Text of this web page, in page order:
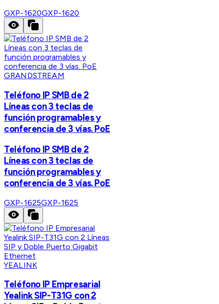
GXP-1620GXP-1620
GRANDSTREAM
Teléfono IP SMB de 2
Líneas con 3 teclas de
función programables y
conferencia de 3 vías. PoE
Teléfono IP SMB de 2
Líneas con 3 teclas de
función programables y
conferencia de 3 vías. PoE
GXP-1625GXP-1625
YEALINK
Teléfono IP Empresarial
Yealink SIP-T31G con 2